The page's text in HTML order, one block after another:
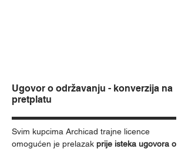
Ugovor o održavanju - konverzija na
pretplatu
Svim kupcima Archicad trajne licence
omogućen je prelazak prije isteka ugovora o